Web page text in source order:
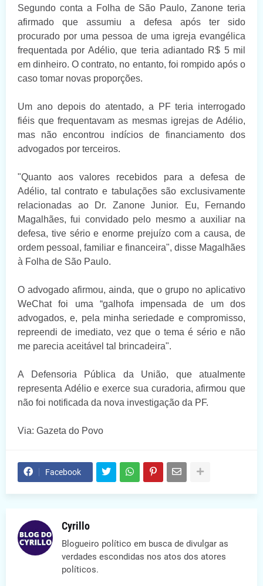
Segundo conta a Folha de São Paulo, Zanone teria
afirmado que assumiu a defesa após ter sido
procurado por uma pessoa de uma igreja evangélica
frequentada por Adélio, que teria adiantado R$ 5 mil
em dinheiro. O contrato, no entanto, foi rompido após o
caso tomar novas proporções.
Um ano depois do atentado, a PF teria interrogado
fiéis que frequentavam as mesmas igrejas de Adélio,
mas não encontrou indícios de financiamento dos
advogados por terceiros.
"Quanto aos valores recebidos para a defesa de
Adélio, tal contrato e tabulações são exclusivamente
relacionadas ao Dr. Zanone Junior. Eu, Fernando
Magalhães, fui convidado pelo mesmo a auxiliar na
defesa, tive sério e enorme prejuízo com a causa, de
ordem pessoal, familiar e financeira", disse Magalhães
à Folha de São Paulo.
O advogado afirmou, ainda, que o grupo no aplicativo
WeChat foi uma “galhofa impensada de um dos
advogados, e, pela minha seriedade e compromisso,
repreendi de imediato, vez que o tema é sério e não
me parecia aceitável tal brincadeira".
A Defensoria Pública da União, que atualmente
representa Adélio e exerce sua curadoria, afirmou que
não foi notificada da nova investigação da PF.
Via: Gazeta do Povo
Facebook
Cyrillo
Blogueiro político em busca de divulgar as
verdades escondidas nos atos dos atores
políticos.